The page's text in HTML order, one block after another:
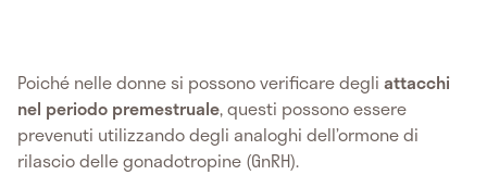
Poiché nelle donne si possono verificare degli attacchi
nel periodo premestruale, questi possono essere
prevenuti utilizzando degli analoghi dell’ormone di
rilascio delle gonadotropine (GnRH).